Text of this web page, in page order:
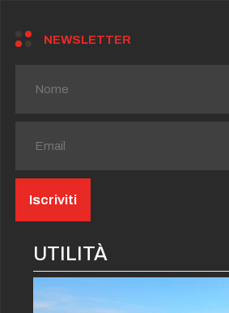
NEWSLETTER
UTILITÀ